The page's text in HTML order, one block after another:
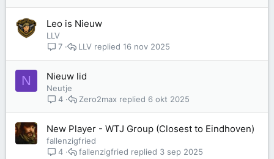
Leo is Nieuw
LLV
7
16 nov 2025
LLV
N Nieuw lid
Neutje
4
6 okt 2025
Zero2max
New Player - WTJ Group (Closest to Eindhoven)
fallenzigfried
4
3 sep 2025
fallenzigfried